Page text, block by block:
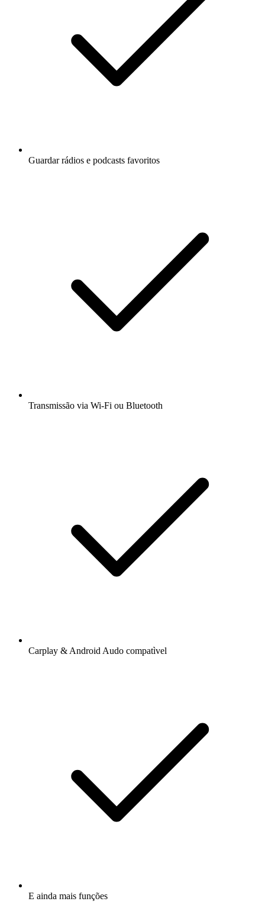
Guardar rádios e podcasts favoritos
Transmissão via Wi-Fi ou Bluetooth
Carplay & Android Audo compatìvel
E ainda mais funções